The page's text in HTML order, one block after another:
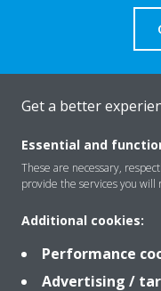
About Daikin
Get a better
Essential and
These are necessary,
provide the services you will
Additional cookies:
Performance
Advertising /